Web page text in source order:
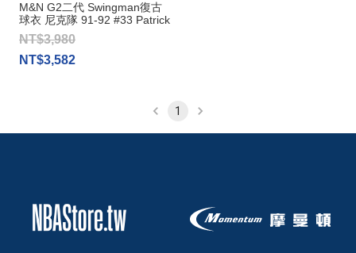
M&N G2二代 Swingman復古
球衣 尼克隊 91-92 #33 Patrick
Ewing
NT$3,980
NT$3,582
1